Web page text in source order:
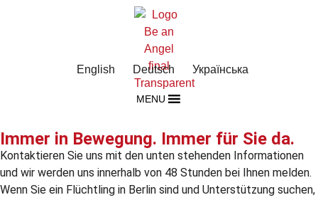
English Deutsch Українська
MENU
Immer in Bewegung. Immer für Sie da.
Kontaktieren Sie uns mit den unten stehenden Informationen
und wir werden uns innerhalb von 48 Stunden bei Ihnen melden.
Wenn Sie ein Flüchtling in Berlin sind und Unterstützung suchen,